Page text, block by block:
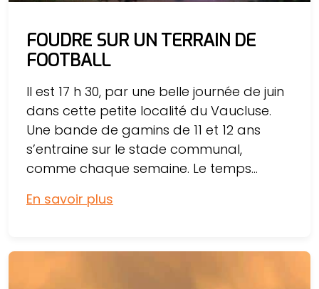
FOUDRE SUR UN TERRAIN DE
FOOTBALL
Il est 17 h 30, par une belle journée de juin
dans cette petite localité du Vaucluse.
Une bande de gamins de 11 et 12 ans
s’entraine sur le stade communal,
comme chaque semaine. Le temps...
En savoir plus